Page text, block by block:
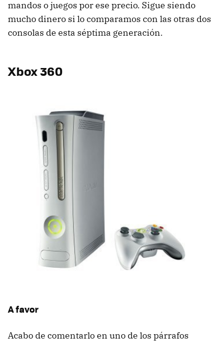
mandos o juegos por ese precio. Sigue siendo
mucho dinero si lo comparamos con las otras dos
consolas de esta séptima generación.
Xbox 360
A favor
Acabo de comentarlo en uno de los párrafos